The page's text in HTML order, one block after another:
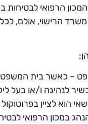
הרפואי לבטיחות
משרד הרישוי, אולם,
– כאשר בית
לנהיגה ו/או בעל
הוא לציין
במכון הרפואי